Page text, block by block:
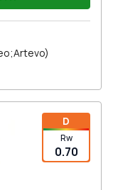
D
Rw
0.70